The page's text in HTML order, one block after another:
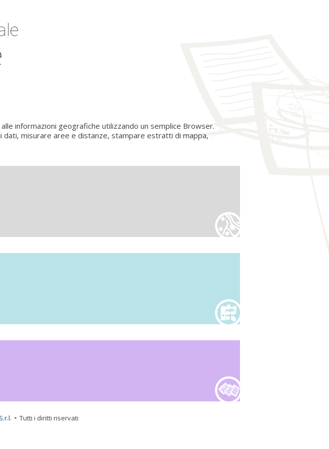
informazioni geografiche utilizzando un semplice Browser.
misurare aree e distanze, stampare estratti di mappa,
Tutti i diritti riservati